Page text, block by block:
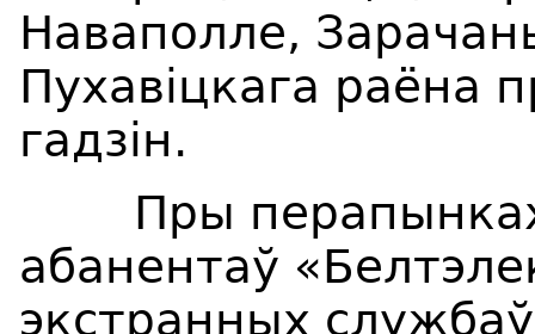
Наваполле,
Пухавіцкага раёна
гадзін.
Пры перапынках
абанентаў
экстранных